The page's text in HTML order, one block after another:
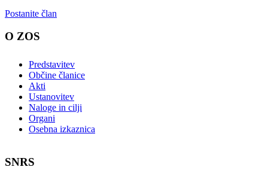
Postanite član
O ZOS
Predstavitev
Občine članice
Akti
Ustanovitev
Naloge in cilji
Organi
Osebna izkaznica
SNRS